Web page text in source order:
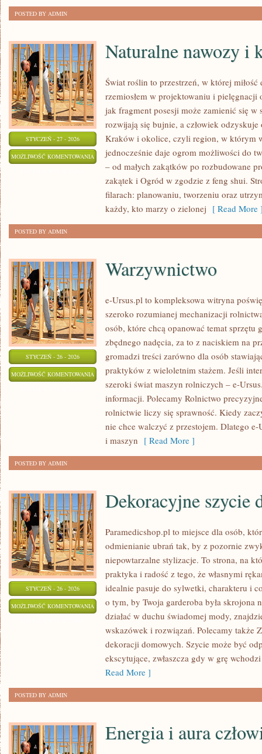
POSTED BY ADMIN
STYCZEŃ - 27 - 2026
MOŻLIWOŚĆ KOMENTOWANIA NATURALNE
NAWOZY
KOMPOSTOWANIE
Naturalne nawozy i
Świat roślin to przestrzeń, w której
rzemiosłem w projektowaniu i
jak fragment posesji może zamienić się
rozwijają się bujnie, a człowiek
Kraków i okolice, czyli region, w którym
jednocześnie daje ogrom możliwości do
– od małych zakątków po rozbudowane
zakątek i Ogród w zgodzie z feng shui.
filarach: planowaniu, tworzeniu oraz
każdy, kto marzy o zielonej [ Read More
POSTED BY ADMIN
STYCZEŃ - 26 - 2026
MOŻLIWOŚĆ KOMENTOWANIA WARZYWNICTWO
Warzywnictwo
e-Ursus.pl to kompleksowa witryna
szeroko rozumianej mechanizacji
osób, które chcą opanować temat sprzętu
zbędnego nadęcia, za to z naciskiem na
gromadzi treści zarówno dla osób
praktyków z wieloletnim stażem. Jeśli
szeroki świat maszyn rolniczych – e-
informacji. Polecamy Rolnictwo
rolnictwie liczy się sprawność. Kiedy
nie chce walczyć z przestojem. Dlatego
i maszyn [ Read More ]
POSTED BY ADMIN
STYCZEŃ - 26 - 2026
MOŻLIWOŚĆ KOMENTOWANIA DEKORACYJNE
SZYCIE
DOMU
Dekoracyjne szycie
Paramedicshop.pl to miejsce dla osób,
odmienianie ubrań tak, by z pozornie
niepowtarzalne stylizacje. To strona, na
praktyka i radość z tego, że własnymi
idealnie pasuje do sylwetki, charakteru i
o tym, by Twoja garderoba była skrojona
działać w duchu świadomej mody,
wskazówek i rozwiązań. Polecamy także
dekoracji domowych. Szycie może być
ekscytujące, zwłaszcza gdy w grę
Read More ]
POSTED BY ADMIN
Energia i aura